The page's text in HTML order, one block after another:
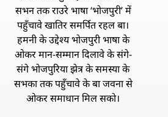
सभन तक राउरे भाषा ‘भोजपुरी’ में
पहुँचावे खातिर समर्पित रहल बा।
हमनी के उद्देश्य भोजपुरी भाषा के
ओकर मान-सम्मान दिलावे के संगे-
संगे भोजपुरिया झेत्र के समस्या के
सभका तक पहुँचावे के बा जवना से
ओकर समाधान मिल सको।